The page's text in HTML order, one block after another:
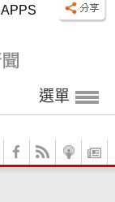
APPS
選單